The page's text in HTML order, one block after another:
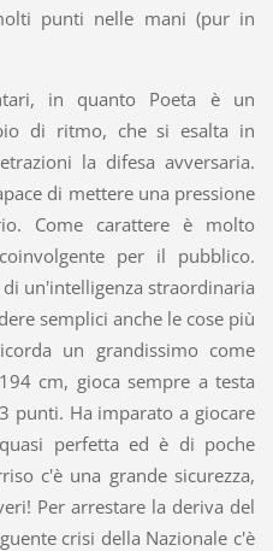
punti nelle mani (pur in
in quanto Poeta è un
di ritmo, che si esalta in
la difesa avversaria.
di mettere una pressione
Come carattere è molto
per il pubblico.
un'intelligenza straordinaria
semplici anche le cose più
un grandissimo come
cm, gioca sempre a testa
punti. Ha imparato a giocare
perfetta ed è di poche
c'è una grande sicurezza,
Per arrestare la deriva del
crisi della Nazionale c'è